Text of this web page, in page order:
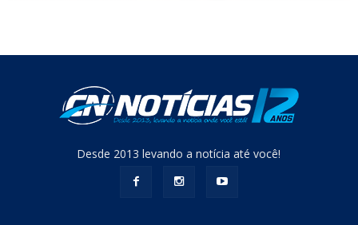
Desde 2013 levando a notícia até você!